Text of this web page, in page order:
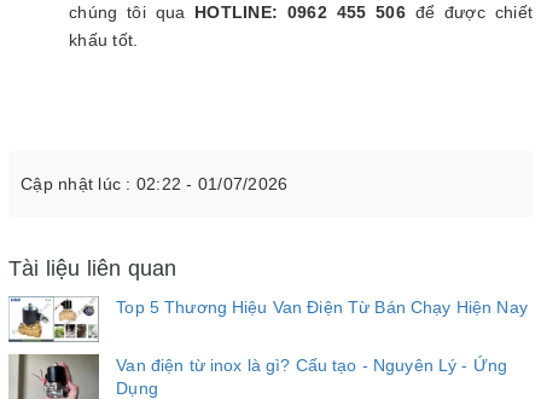
chúng tôi qua HOTLINE: 0962 455 506để được chiết
khấu tốt.
Cập nhật lúc : 02:22 - 01/07/2026
Tài liệu liên quan
Top 5 Thương Hiệu Van Điện Từ Bán Chạy Hiện Nay
Van điện từ inox là gì? Cấu tạo - Nguyên Lý - Ứng
Dụng